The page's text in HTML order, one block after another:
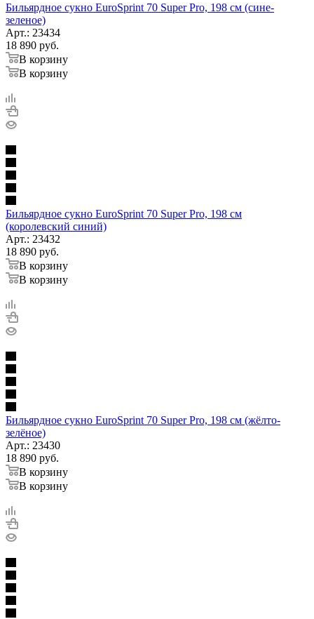
Бильярдное сукно EuroSprint 70 Super Pro, 198 см (сине-
зеленое)
Арт.: 23434
18 890 руб.
В корзину
В корзину
Бильярдное сукно EuroSprint 70 Super Pro, 198 см
(королевский синий)
Арт.: 23432
18 890 руб.
В корзину
В корзину
Бильярдное сукно EuroSprint 70 Super Pro, 198 см (жёлто-
зелёное)
Арт.: 23430
18 890 руб.
В корзину
В корзину